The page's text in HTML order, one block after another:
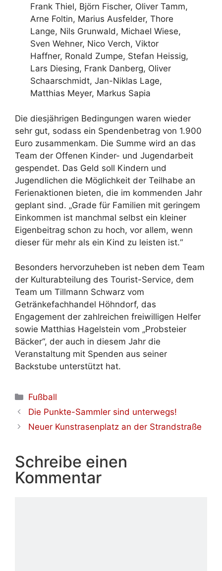
Frank Thiel, Björn Fischer, Oliver Tamm,
Arne Foltin, Marius Ausfelder, Thore
Lange, Nils Grunwald, Michael Wiese,
Sven Wehner, Nico Verch, Viktor
Haffner, Ronald Zumpe, Stefan Heissig,
Lars Diesing, Frank Danberg, Oliver
Schaarschmidt, Jan-Niklas Lage,
Matthias Meyer, Markus Sapia
Die diesjährigen Bedingungen waren wieder
sehr gut, sodass ein Spendenbetrag von 1.900
Euro zusammenkam. Die Summe wird an das
Team der Offenen Kinder- und Jugendarbeit
gespendet. Das Geld soll Kindern und
Jugendlichen die Möglichkeit der Teilhabe an
Ferienaktionen bieten, die im kommenden Jahr
geplant sind. „Grade für Familien mit geringem
Einkommen ist manchmal selbst ein kleiner
Eigenbeitrag schon zu hoch, vor allem, wenn
dieser für mehr als ein Kind zu leisten ist.“
Besonders hervorzuheben ist neben dem Team
der Kulturabteilung des Tourist-Service, dem
Team um Tillmann Schwarz vom
Getränkefachhandel Höhndorf, das
Engagement der zahlreichen freiwilligen Helfer
sowie Matthias Hagelstein vom „Probsteier
Bäcker“, der auch in diesem Jahr die
Veranstaltung mit Spenden aus seiner
Backstube unterstützt hat.
Kategorien
Fußball
Die Punkte-Sammler sind unterwegs!
Neuer Kunstrasenplatz an der Strandstraße
Schreibe einen
Kommentar